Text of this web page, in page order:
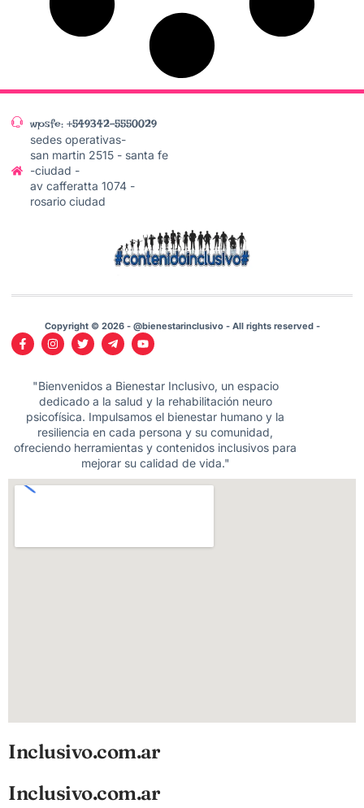
wpsfe: +549342-5550029
sedes operativas-
san martin 2515 - santa fe
-ciudad -
av cafferatta 1074 -
rosario ciudad
Copyright © 2026 - @bienestarinclusivo - All rights reserved -
"Bienvenidos a Bienestar Inclusivo, un espacio
dedicado a la salud y la rehabilitación neuro
psicofísica. Impulsamos el bienestar humano y la
resiliencia en cada persona y su comunidad,
ofreciendo herramientas y contenidos inclusivos para
mejorar su calidad de vida."
Inclusivo.com.ar
Inclusivo.com.ar